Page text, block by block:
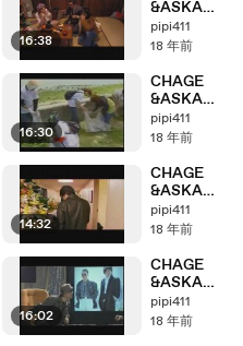
16:38
&ASKA
Anthology
「2002＞2003」
pipi411
18 年前
16:30
CHAGE
&ASKA
Anthology
「2001＞2002」
pipi411
18 年前
14:32
CHAGE
&ASKA
Anthology
「2001＞2002」
pipi411
18 年前
16:02
CHAGE
&ASKA
Anthology
「2001＞2002」
pipi411
18 年前